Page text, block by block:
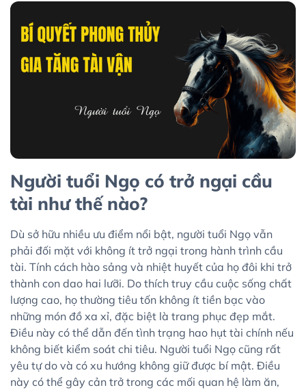
Người tuổi Ngọ có trở ngại cầu
tài như thế nào?
Dù sở hữu nhiều ưu điểm nổi bật, người tuổi Ngọ vẫn
phải đối mặt với không ít trở ngại trong hành trình cầu
tài. Tính cách hào sảng và nhiệt huyết của họ đôi khi trở
thành con dao hai lưỡi. Do thích truy cầu cuộc sống chất
lượng cao, họ thường tiêu tốn không ít tiền bạc vào
những món đồ xa xỉ, đặc biệt là trang phục đẹp mắt.
Điều này có thể dẫn đến tình trạng hao hụt tài chính nếu
không biết kiểm soát chi tiêu. Người tuổi Ngọ cũng rất
yêu tự do và có xu hướng không giữ được bí mật. Điều
này có thể gây cản trở trong các mối quan hệ làm ăn,